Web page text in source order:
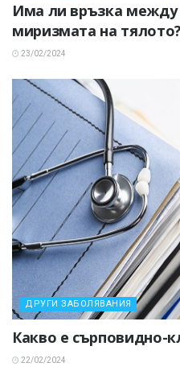
Има ли връзка между
миризмата на тялото?
23/02/2024
ДРУГИ ЗАБОЛЯВАНИЯ
Какво е сърповидно-
22/02/2024